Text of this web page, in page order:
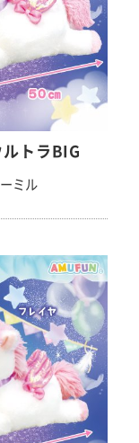
トラBIG
ミル